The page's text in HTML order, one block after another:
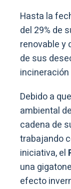
Hasta la
del 29% de
renovable y
de sus
Debido a
ambiental
cadena de
trabajando
iniciativa, el
una
efecto